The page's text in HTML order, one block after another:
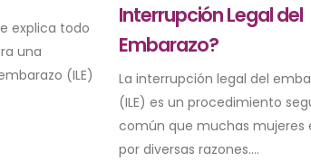
explica todo
una
(ILE)
Interrupción Legal del
Embarazo?
La interrupción legal del
(ILE) es un procedimiento
común que muchas mujeres
por diversas razones....